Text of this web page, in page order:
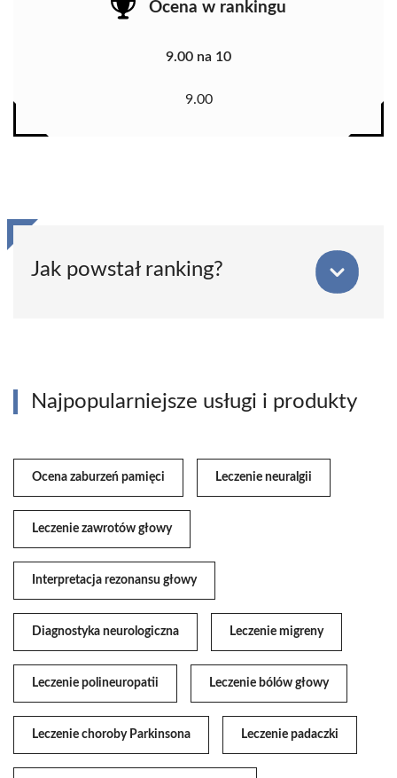
Ocena w rankingu
9.00 na 10
9.00
Jak powstał ranking?
Najpopularniejsze usługi i produkty
Ocena zaburzeń pamięci Leczenie neuralgii
Leczenie zawrotów głowy
Interpretacja rezonansu głowy
Diagnostyka neurologiczna Leczenie migreny
Leczenie polineuropatii Leczenie bólów głowy
Leczenie choroby Parkinsona Leczenie padaczki